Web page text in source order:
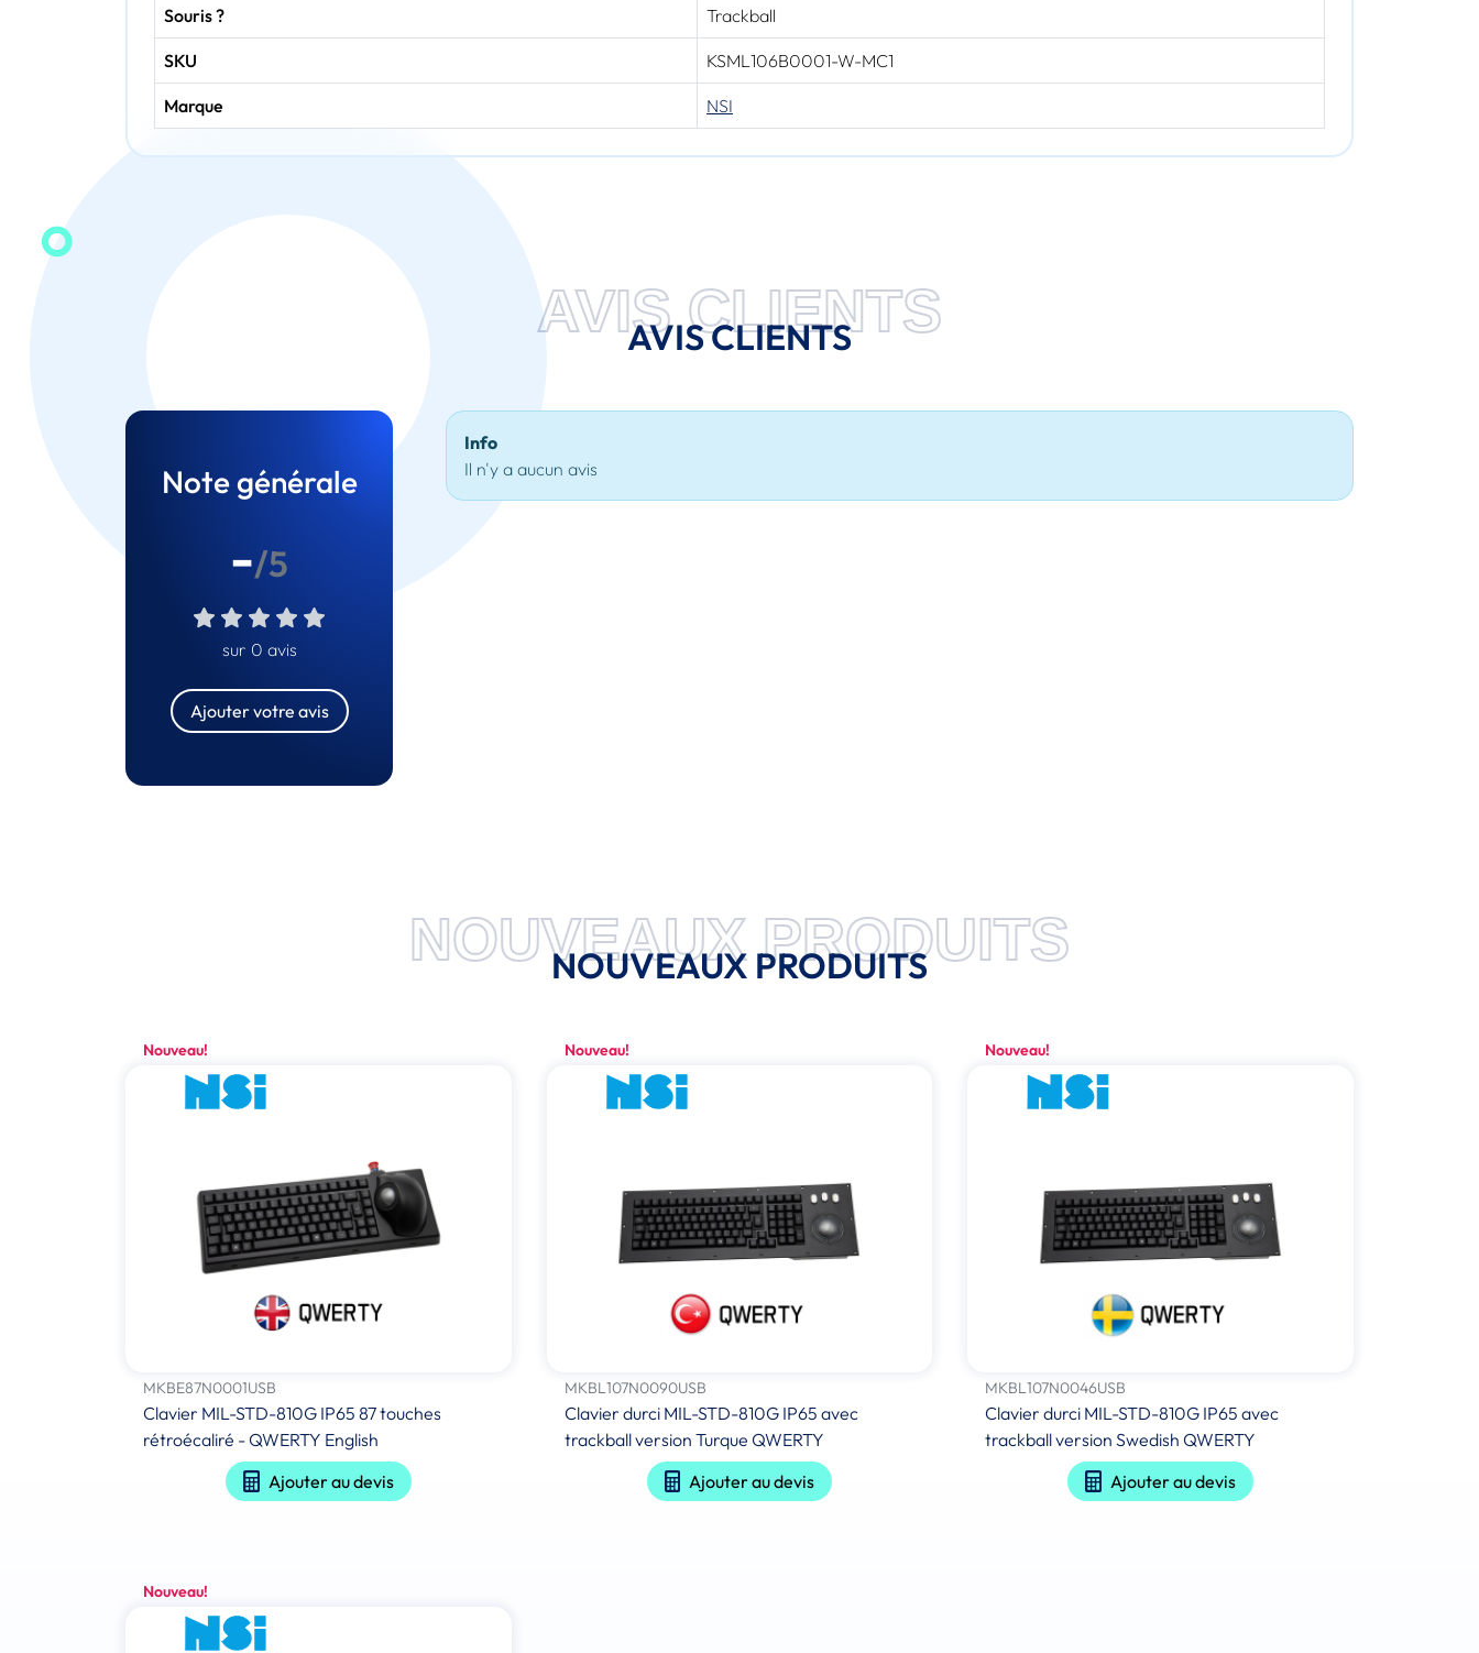
Souris ? Trackball
SKU KSML106B0001-W-MC1
Marque NSI
AVIS CLIENTS
AVIS CLIENTS
Note générale
-/5
sur 0 avis
Ajouter votre avis
Info
Il n'y a aucun avis
NOUVEAUX PRODUITS
NOUVEAUX PRODUITS
Nouveau!
MKBE87N0001USB
Clavier MIL-STD-810G IP65 87 touches
rétroécaliré - QWERTY English
Ajouter au devis
Nouveau!
MKBL107N0090USB
Clavier durci MIL-STD-810G IP65 avec
trackball version Turque QWERTY
Ajouter au devis
Nouveau!
MKBL107N0046USB
Clavier durci MIL-STD-810G IP65 avec
trackball version Swedish QWERTY
Ajouter au devis
Nouveau!